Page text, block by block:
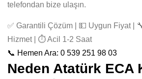
telefondan bize ulaşın.
✅ Garantili Çözüm | 💵 Uygun Fiyat |
Hizmet | ⏱️ Acil 1-2 Saat
📞 Hemen Ara: 0 539 251 98 03
Neden Atatürk ECA